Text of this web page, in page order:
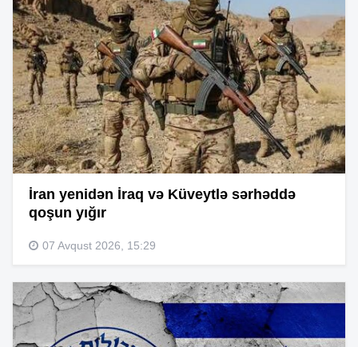
İran yenidən İraq və Küveytlə sərhəddə
qoşun yığır
07 Avqust 2026, 15:29